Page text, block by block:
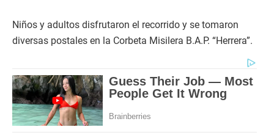
Niños y adultos disfrutaron el recorrido y se tomaron
diversas postales en la Corbeta Misilera B.A.P. “Herrera”.